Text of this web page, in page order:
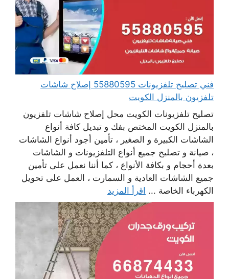
فني تصليح تلفزيونات 55880595 إصلاح شاشات
تلفزيون بالمنزل الكويت
تصليح تلفزيونات الكويت محل إصلاح شاشات تلفزيون
بالمنزل الكويت المختص بفك و تبديل كافة أنواع
الشاشات الكبيرة و الصغير ، تأمين أجود أنواع الشاشات
، صيانة و تصليح جميع أنواع التلفزيونات و الشاشات
بعدة أحجام و بكافة الأنواع ، كما أننا نعمل على تأمين
جميع الشاشات العادية و السمارت ، العمل على تحويل
الكهرباء الخاصة ... اقرأ المزيد